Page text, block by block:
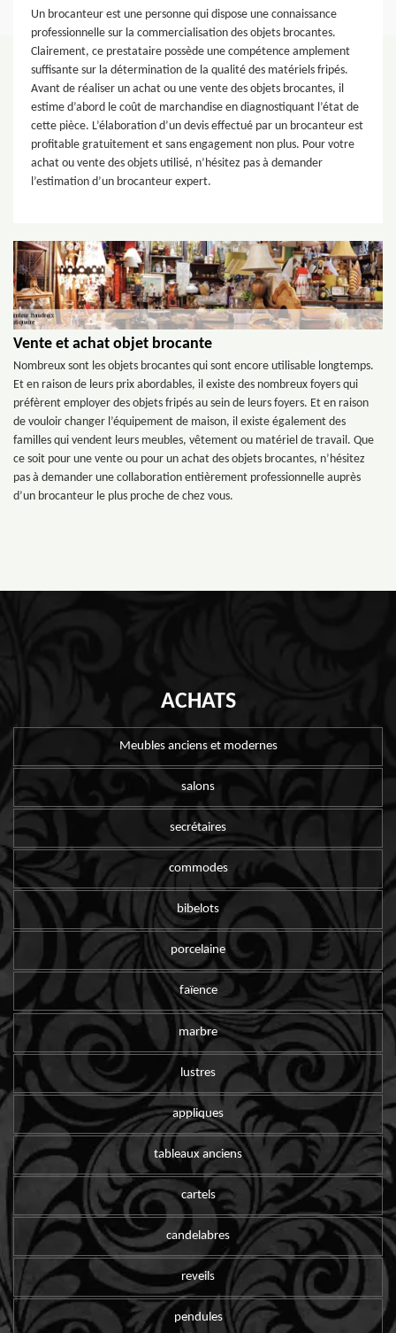
Un brocanteur est une personne qui dispose une connaissance
professionnelle sur la commercialisation des objets brocantes.
Clairement, ce prestataire possède une compétence amplement
suffisante sur la détermination de la qualité des matériels fripés.
Avant de réaliser un achat ou une vente des objets brocantes, il
estime d’abord le coût de marchandise en diagnostiquant l’état de
cette pièce. L’élaboration d’un devis effectué par un brocanteur est
profitable gratuitement et sans engagement non plus. Pour votre
achat ou vente des objets utilisé, n’hésitez pas à demander
l’estimation d’un brocanteur expert.
Vente et achat objet brocante
Nombreux sont les objets brocantes qui sont encore utilisable longtemps.
Et en raison de leurs prix abordables, il existe des nombreux foyers qui
préfèrent employer des objets fripés au sein de leurs foyers. Et en raison
de vouloir changer l’équipement de maison, il existe également des
familles qui vendent leurs meubles, vêtement ou matériel de travail. Que
ce soit pour une vente ou pour un achat des objets brocantes, n’hésitez
pas à demander une collaboration entièrement professionnelle auprès
d’un brocanteur le plus proche de chez vous.
ACHATS
Meubles anciens et modernes
salons
secrétaires
commodes
bibelots
porcelaine
faïence
marbre
lustres
appliques
tableaux anciens
cartels
candelabres
reveils
pendules